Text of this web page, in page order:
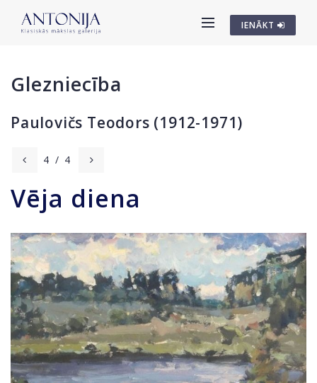
IENĀKT
Glezniecība
Paulovičs Teodors (1912-1971)
4 / 4
Vēja diena